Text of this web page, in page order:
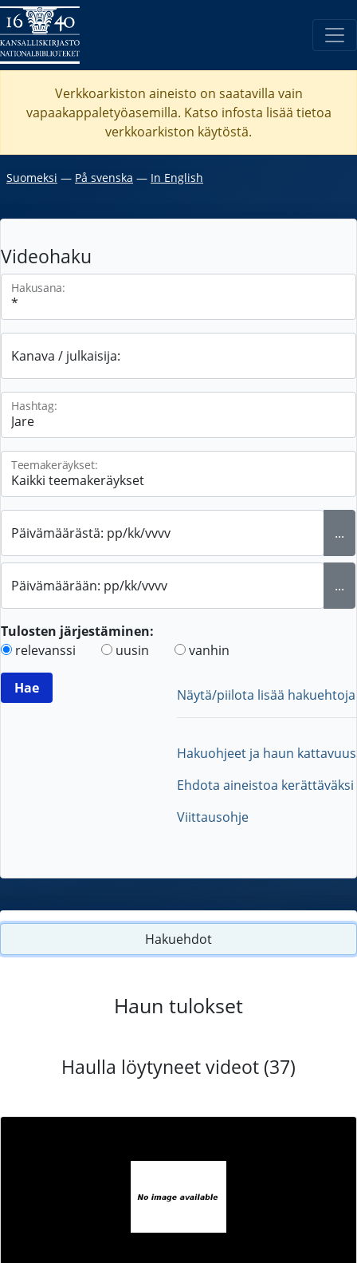
Verkkoarkiston aineisto on saatavilla vain
vapaakappaletyöasemilla. Katso infosta lisää tietoa
verkkoarkiston käytöstä.
Suomeksi ― På svenska ― In English
Videohaku
Hakusana:
Kanava / julkaisija:
Hashtag:
Teemakeräykset:
Päivämäärästä: pp/kk/vvvv ...
Päivämäärään: pp/kk/vvvv ...
Tulosten järjestäminen:
relevanssi
uusin vanhin
Näytä/piilota lisää hakuehtoja
Hakuohjeet ja haun kattavuus
Ehdota aineistoa kerättäväksi
Viittausohje
Hakuehdot
Haun tulokset
Haulla löytyneet videot (37)